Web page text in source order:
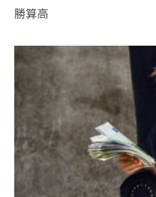
勝算高